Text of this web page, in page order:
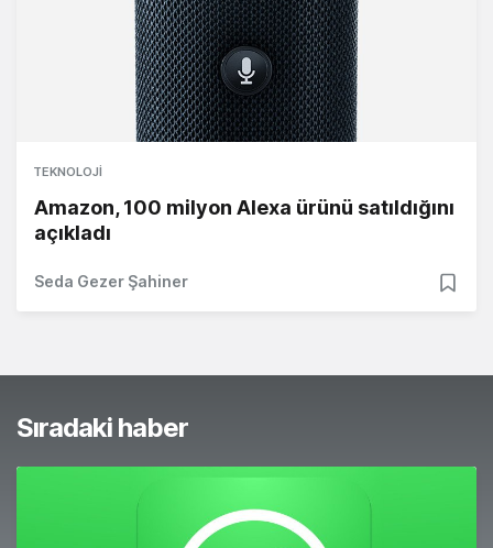
TEKNOLOJI
Amazon, 100 milyon Alexa ürünü satıldığını
açıkladı
Seda Gezer Şahiner
Sıradaki haber